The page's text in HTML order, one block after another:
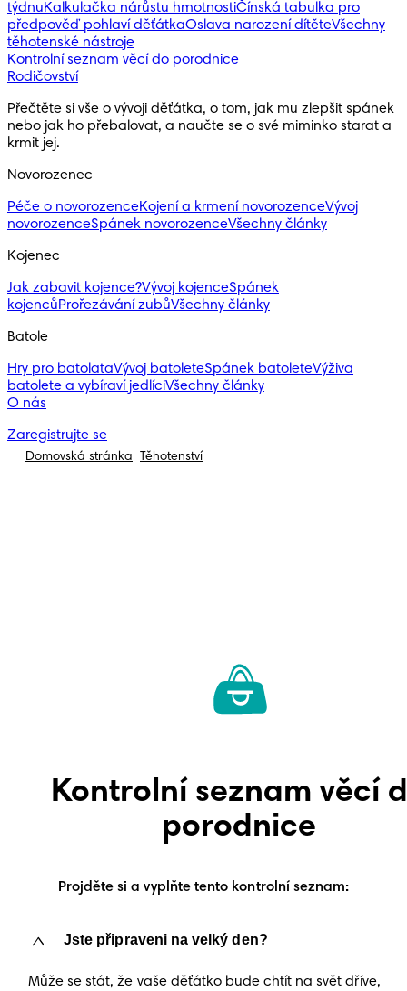
týdnuKalkulačka nárůstu hmotnostiČínská tabulka pro
předpověď pohlaví děťátkaOslava narození dítěteVšechny
těhotenské nástroje
Kontrolní seznam věcí do porodnice
Rodičovství
Přečtěte si vše o vývoji děťátka, o tom, jak mu zlepšit spánek
nebo jak ho přebalovat, a naučte se o své miminko starat a
krmit jej.
Novorozenec
Péče o novorozenceKojení a krmení novorozenceVývoj
novorozenceSpánek novorozenceVšechny články
Kojenec
Jak zabavit kojence?Vývoj kojenceSpánek
kojencůProřezávání zubůVšechny články
Batole
Hry pro batolataVývoj batoleteSpánek batoleteVýživa
batolete a vybíraví jedlíciVšechny články
O nás
Zaregistrujte se
Domovská stránka Těhotenství
Kontrolní seznam věcí
porodnice
Projděte si a vyplňte tento kontrolní seznam:
Jste připraveni na velký den?
Může se stát, že vaše děťátko bude chtít na svět dříve,